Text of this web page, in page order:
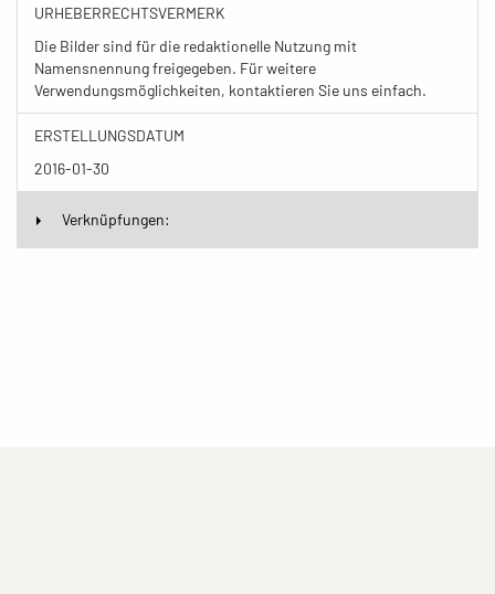
URHEBERRECHTSVERMERK
Die Bilder sind für die redaktionelle Nutzung mit
Namensnennung freigegeben. Für weitere
Verwendungsmöglichkeiten, kontaktieren Sie uns einfach.
ERSTELLUNGSDATUM
2016-01-30
Verknüpfungen: